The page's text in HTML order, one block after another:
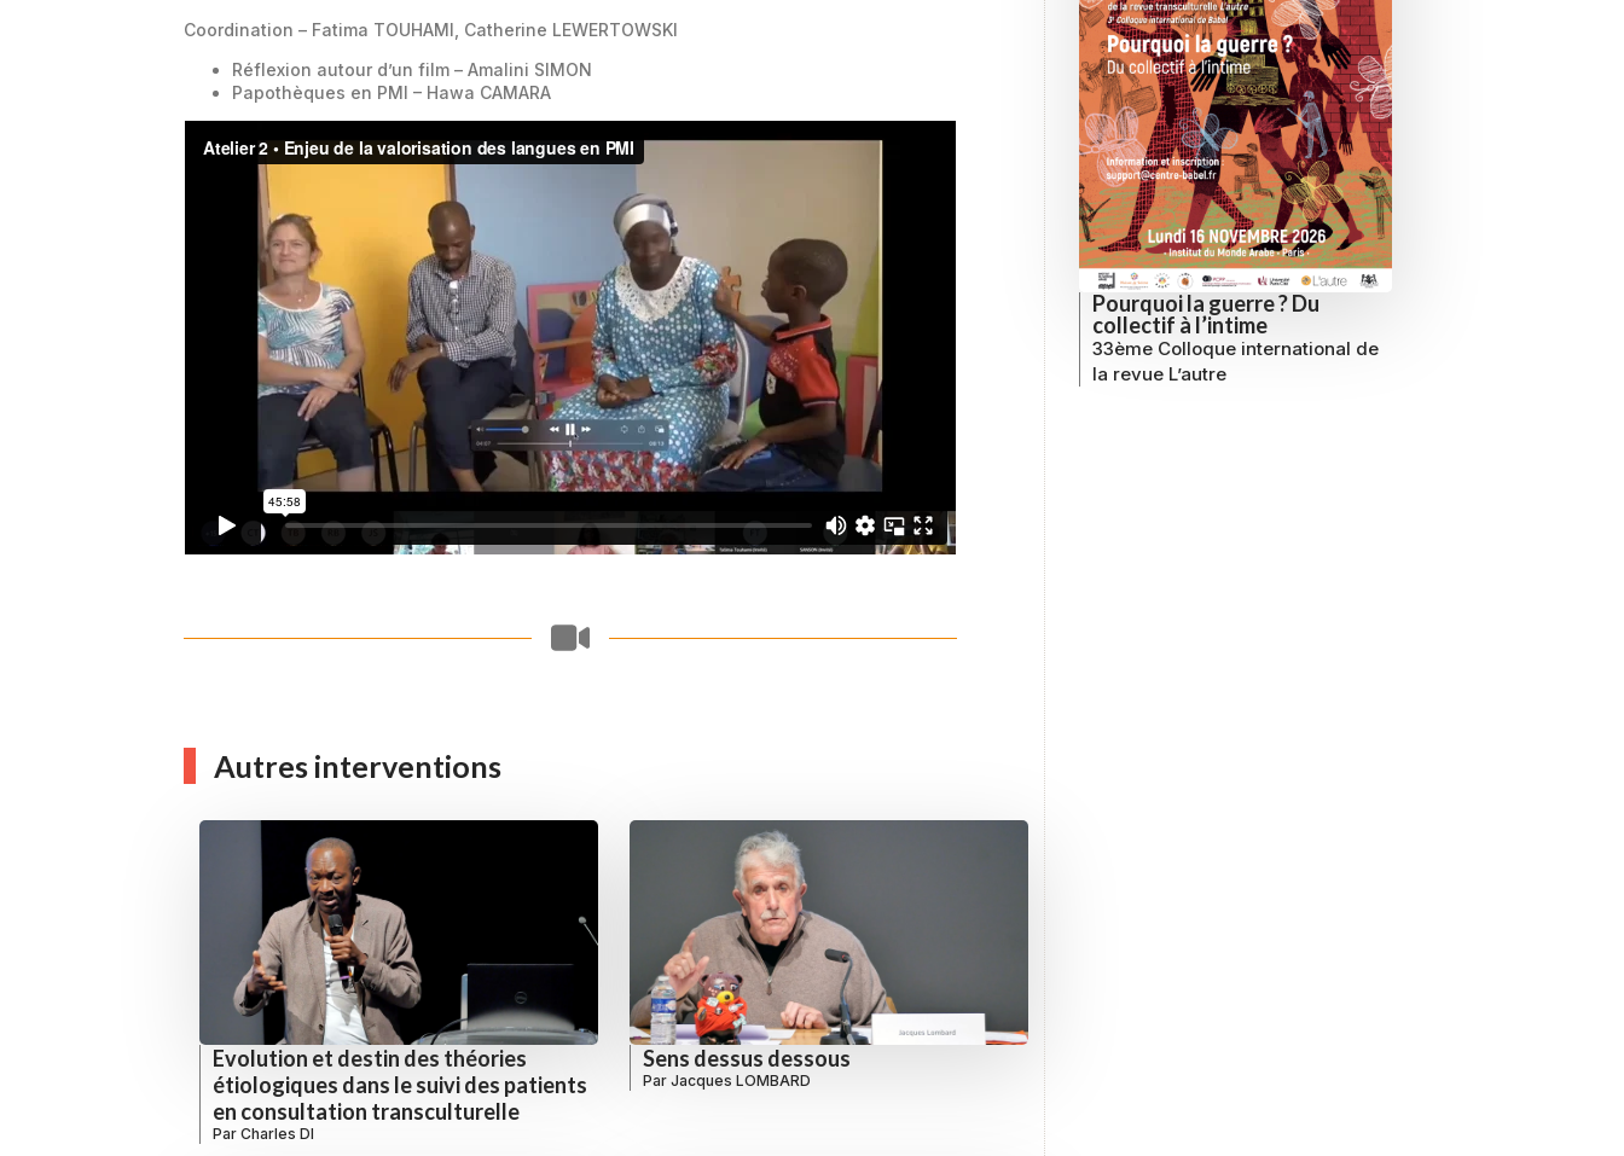
Coordination – Fatima TOUHAMI, Catherine LEWERTOWSKI
Réflexion autour d’un film – Amalini SIMON
Papothèques en PMI – Hawa CAMARA
Autres interventions
Evolution et destin des théories
étiologiques dans le suivi des patients
en consultation transculturelle
Par Charles DI
Sens dessus dessous
Par Jacques LOMBARD
Pourquoi la guerre ? Du
collectif à l’intime
33ème Colloque international de
la revue L’autre